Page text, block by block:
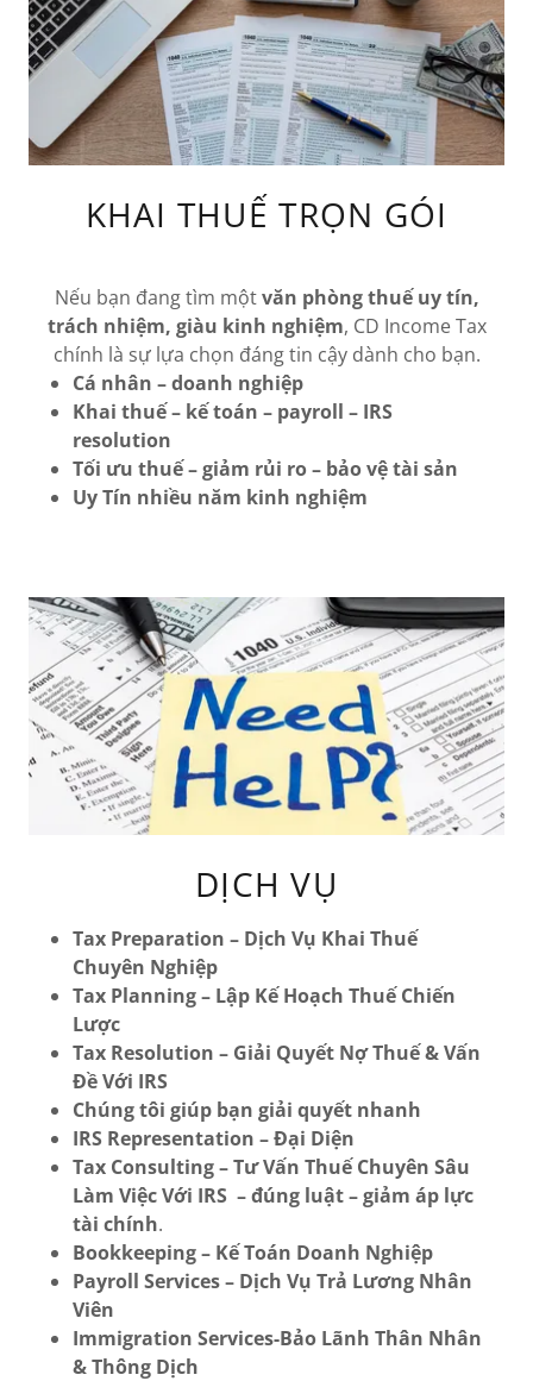
KHAI THUẾ TRỌN GÓI
Nếu bạn đang tìm mộtvăn phòng thuế uy tín,
trách nhiệm, giàu kinh nghiệm, CD Income Tax
chính là sự lựa chọn đáng tin cậy dành cho bạn.
Cá nhân – doanh nghiệp
Khai thuế – kế toán – payroll – IRS
resolution
Tối ưu thuế – giảm rủi ro – bảo vệ tài sản
Uy Tín nhiều năm kinh nghiệm
DỊCH VỤ
Tax Preparation – Dịch Vụ Khai Thuế
Chuyên Nghiệp
Tax Planning – Lập Kế Hoạch Thuế Chiến
Lược
Tax Resolution – Giải Quyết Nợ Thuế & Vấn
Đề Với IRS
Chúng tôi giúp bạn giải quyết nhanh
IRS Representation – Đại Diện
Tax Consulting – Tư Vấn Thuế Chuyên Sâu
Làm Việc Với IRS – đúng luật – giảm áp lực
tài chính.
Bookkeeping – Kế Toán Doanh Nghiệp
Payroll Services – Dịch Vụ Trả Lương Nhân
Viên
Immigration Services-Bảo Lãnh Thân Nhân
& Thông Dịch